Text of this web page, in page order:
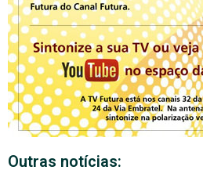
Outras notícias: